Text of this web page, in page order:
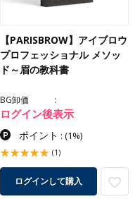
【PARISBROW】アイブロウ
プロフェッショナル メソッ
ド～眉の教科書
BG卸価
ログイン後表示
ポイント : (1%)
(1)
ログインして購入